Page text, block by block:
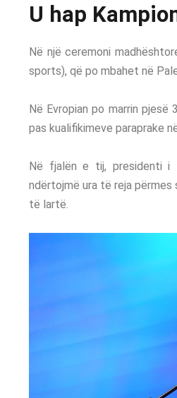
U hap
Në një ceremoni
sports), që po mbahet në
Në Evropian po marrin
pas kualifikimeve paraprake
Në fjalën e tij, presidenti i
ndërtojmë ura të reja përmes
të lartë.